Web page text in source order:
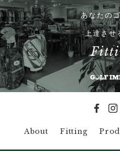
あなたの
上達させ
About Fitting